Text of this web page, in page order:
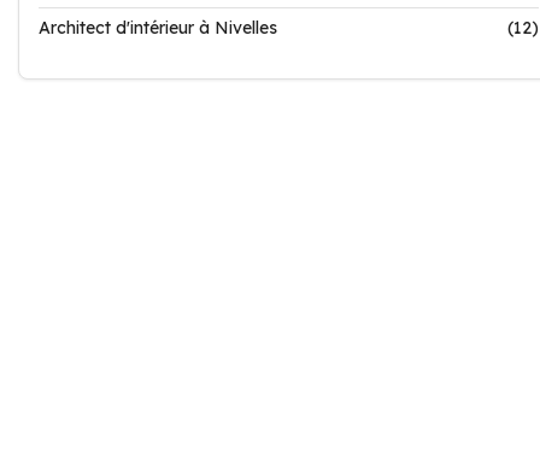
Architect d'intérieur à Nivelles
(12)